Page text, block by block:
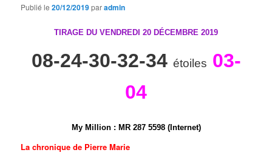
Publié le20/12/2019paradmin
TIRAGE DU VENDREDI 20 DÉCEMBRE 2019
08-24-30-32-34 étoiles 03-
04
My Million: M R 287 5598 (Internet)
La chronique de Pierre Marie